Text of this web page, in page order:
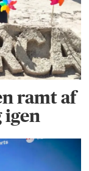
ramt af
igen